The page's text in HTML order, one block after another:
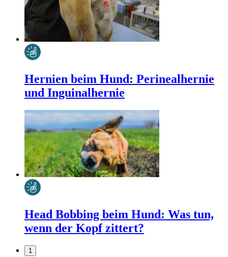
Hernien beim Hund: Perinealhernie
und Inguinalhernie
Head Bobbing beim Hund: Was tun,
wenn der Kopf zittert?
1